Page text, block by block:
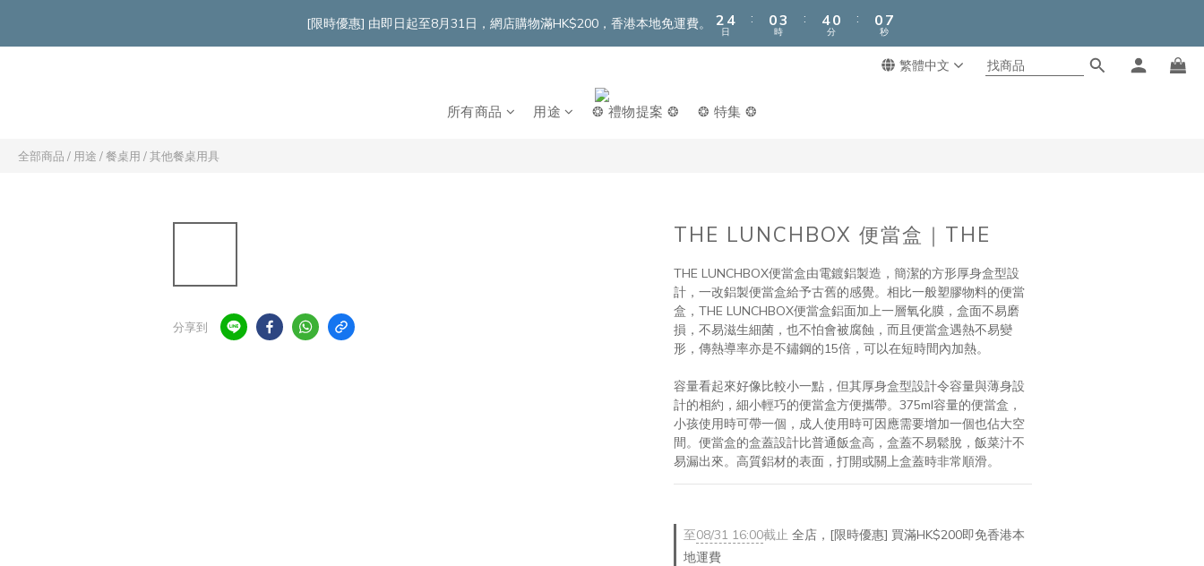
[限時優惠] 由即日起至8月31日，網店購物滿HK$200，香港本地免運費。
2
1
4
3
日
:
03
2
時
:
4
3
0
分
:
0 7
6
5
秒
繁體中文
所有商品 用途 ❂ 禮物提案 ❂ ❂ 特集 ❂
全部商品 / 用途 / 餐桌用 /其他餐桌用具
分享到
THE LUNCHBOX 便當盒｜THE
THE LUNCHBOX便當盒由電鍍鋁製造，簡潔的方形厚身盒型設
計，一改鋁製便當盒給予古舊的感覺。相比一般塑膠物料的便當
盒，THE LUNCHBOX便當盒鋁面加上一層氧化膜，盒面不易磨
損，不易滋生細菌，也不怕會被腐蝕，而且便當盒遇熱不易變
形，傳熱導率亦是不鏽鋼的15倍，可以在短時間內加熱。
容量看起來好像比較小一點，但其厚身盒型設計令容量與薄身設
計的相約，細小輕巧的便當盒方便攜帶。375ml容量的便當盒，
小孩使用時可帶一個，成人使用時可因應需要增加一個也佔大空
間。便當盒的盒蓋設計比普通飯盒高，盒蓋不易鬆脫，飯菜汁不
易漏出來。高質鋁材的表面，打開或關上盒蓋時非常順滑。
至08/31 16:00截止 全店，[限時優惠] 買滿HK$200即免香港本
地運費